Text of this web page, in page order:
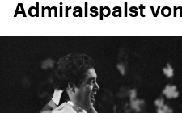
Admiralspalst